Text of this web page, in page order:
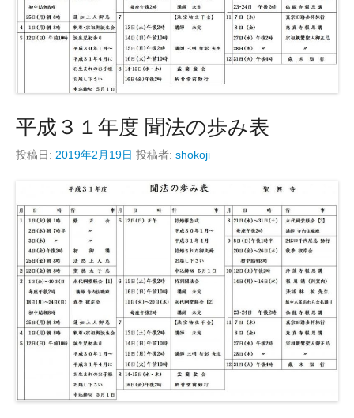
平成３１年度 聞法の歩み表
投稿日: 2019年2月19日 投稿者: shokoji